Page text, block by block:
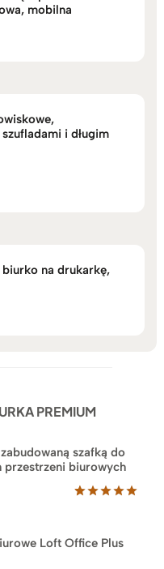
mobilna
i długim
na drukarkę,
PREMIUM
szafką do
przestrzeni biurowych
na
podstawie
Loft Office Plus